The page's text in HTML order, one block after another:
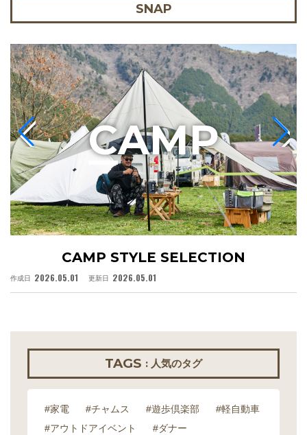
SNAP
CAMP STYLE SELECTION
作成日 2026.05.01 更新日 2026.05.01
CAMP
TAGS : 人気のタグ
#家電 #チャムス #遊歩倶楽部
#軽自動車
#アウトドアイベント
#ダナー